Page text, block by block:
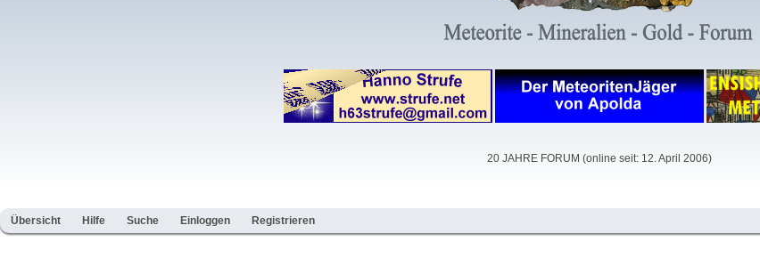
20 JAHRE FORUM (online seit: 12. April 2006)
Übersicht Hilfe Suche Einloggen Registrieren